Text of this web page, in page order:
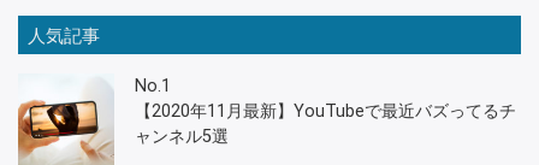
人気記事
No.1
【2020年11月最新】YouTubeで最近バズってるチ
ャンネル5選